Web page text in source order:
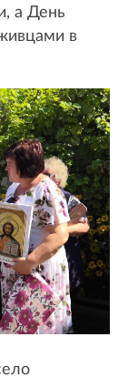
а День
в